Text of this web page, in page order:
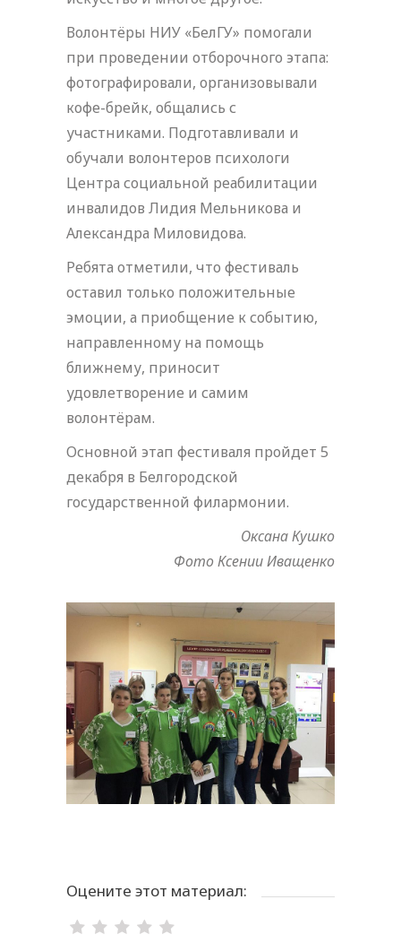
Волонтёры НИУ «БелГУ» помогали
при проведении отборочного этапа:
фотографировали, организовывали
кофе-брейк, общались с
участниками. Подготавливали и
обучали волонтеров психологи
Центра социальной реабилитации
инвалидов Лидия Мельникова и
Александра Миловидова.
Ребята отметили, что фестиваль
оставил только положительные
эмоции, а приобщение к событию,
направленному на помощь
ближнему, приносит
удовлетворение и самим
волонтёрам.
Основной этап фестиваля пройдет 5
декабря в Белгородской
государственной филармонии.
Оксана Кушко
Фото КсенииИващенко
Оцените этот материал: